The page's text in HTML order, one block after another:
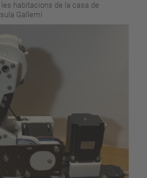
habitacions de la casa de
Gallemí